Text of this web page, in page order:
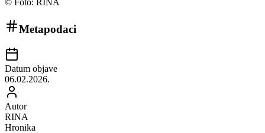
© Foto: RINA
Metapodaci
Datum objave
06.02.2026.
Autor
RINA
Hronika